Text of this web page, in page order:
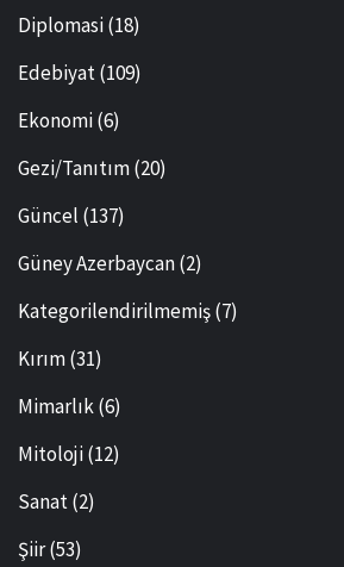
Diplomasi(18)
Edebiyat(109)
Ekonomi(6)
Gezi/Tanıtım(20)
Güncel (137)
Güney Azerbaycan(2)
Kategorilendirilmemiş(7)
Kırım(31)
Mimarlık(6)
Mitoloji(12)
Sanat(2)
Şiir(53)